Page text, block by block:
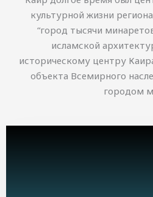
культурной жизни
“город тысячи
исламской
историческому центру
объекта Всемирного
городом